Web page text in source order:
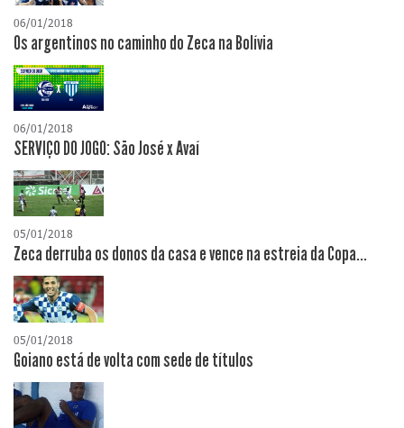
06/01/2018
Os argentinos no caminho do Zeca na Bolívia
06/01/2018
SERVIÇO DO JOGO: São José x Avaí
05/01/2018
Zeca derruba os donos da casa e vence na estreia da Copa...
05/01/2018
Goiano está de volta com sede de títulos